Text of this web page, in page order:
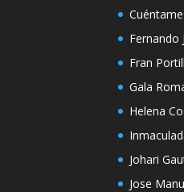
Fernando
Fran
Gala
Helena
Johari
Jose